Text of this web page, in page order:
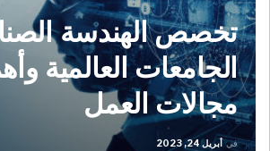
تخصص الهندسة
الجامعات العالمية
مجالات العمل
فيأبريل 24, 2023